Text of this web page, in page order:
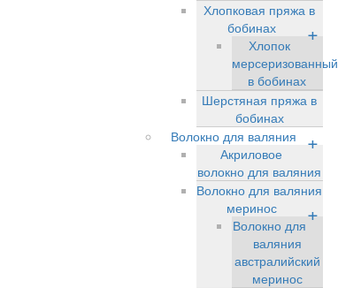
Хлопковая пряжа в
бобинах
+
Хлопок
мерсеризованный
в бобинах
Шерстяная пряжа в
бобинах
Волокно для валяния
+
Акриловое
волокно для валяния
Волокно для валяния
меринос
+
Волокно для
валяния
австралийский
меринос